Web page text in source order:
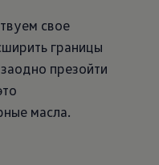
свое
границы
презойти
масла.